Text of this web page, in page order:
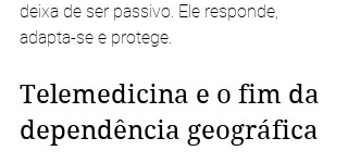
deixa de ser passivo. Ele responde,
adapta-se e protege.
Telemedicina e o fim da
dependência geográfica